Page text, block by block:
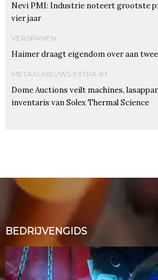
Nevi PMI: Industrie noteert grootste
vier jaar
VERSPANEN
Haimer draagt eigendom over aan
METAALNIEUWS EXTRA IM
Dome Auctions veilt machines,
inventaris van Solex Thermal Science
BEDRIJVENGIDS